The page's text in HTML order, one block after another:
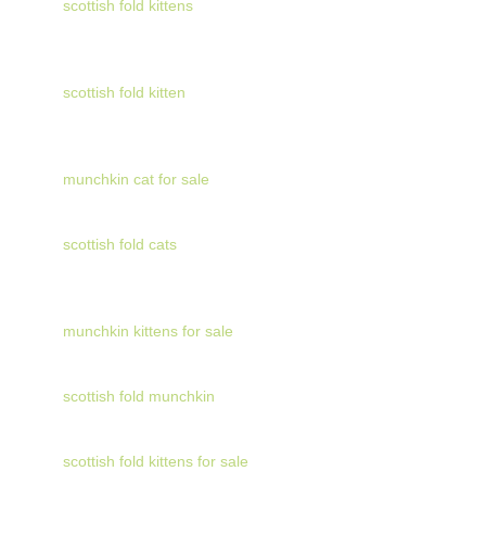
scottish fold kittens
scottish fold kitten
munchkin cat for sale
scottish fold cats
munchkin kittens for sale
scottish fold munchkin
scottish fold kittens for sale